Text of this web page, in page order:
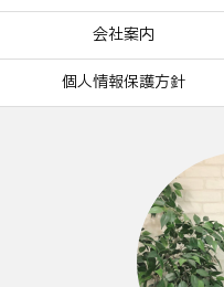
会社案内
個人情報保護方針